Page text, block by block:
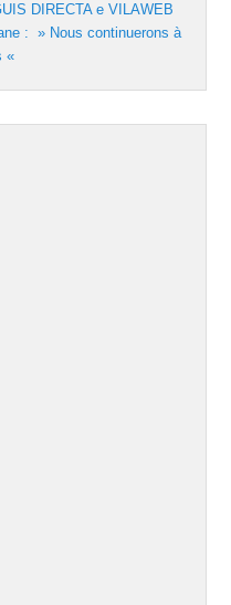
DIRECTA e VILAWEB
: » Nous continuerons à
«